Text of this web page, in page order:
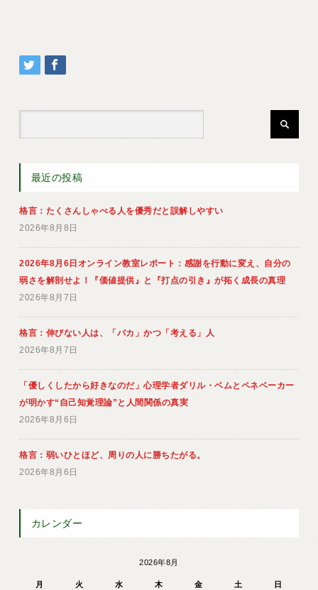
最近の投稿
格言：たくさんしゃべる人を優秀だと誤解しやすい
2026年8月8日
2026年8月6日オンライン教室レポート：感謝を行動に変え、自分の
弱さを解剖せよ！『価値提供』と『打点の引き』が拓く成長の真理
2026年8月7日
格言：伸びない人は、「バカ」かつ「考える」人
2026年8月7日
「優しくしたから好きなのだ」心理学者ダリル・ベムとペネベーカー
が明かす“自己知覚理論”と人間関係の真実
2026年8月6日
格言：弱いひとほど、周りの人に勝ちたがる。
2026年8月6日
カレンダー
2026年8月
月 火 水 木 金 土 日